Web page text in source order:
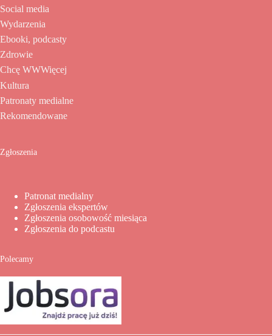
Social media
Wydarzenia
Ebooki, podcasty
Zdrowie
Chcę WWWięcej
Kultura
Patronaty medialne
Rekomendowane
Zgłoszenia
Patronat medialny
Zgłoszenia ekspertów
Zgłoszenia osobowość miesiąca
Zgłoszenia do podcastu
Polecamy